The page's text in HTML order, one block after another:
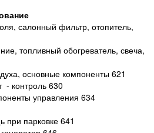
салонный фильтр, отопитель,
топливный обогреватель, свеча,
основные компоненты 621
- контроль 630
управления 634
при парковке 641